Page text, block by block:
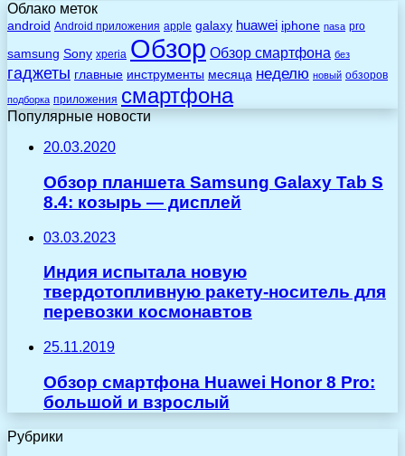
Облако меток
android Android приложения apple galaxy huawei iphone nasa pro
samsung Sony xperia Обзор Обзор смартфона без
гаджеты главные инструменты месяца неделю новый обзоров
подборка приложения смартфона
Популярные новости
20.03.2020
Обзор планшета Samsung Galaxy Tab S
8.4: козырь — дисплей
03.03.2023
Индия испытала новую
твердотопливную ракету-носитель для
перевозки космонавтов
25.11.2019
Обзор смартфона Huawei Honor 8 Pro:
большой и взрослый
Рубрики